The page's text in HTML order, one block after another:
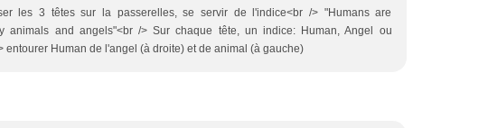
les 3 têtes sur la passerelles, se servir de l'indice<br /> "Humans are
animals and angels"<br /> Sur chaque tête, un indice: Human, Angel ou
entourer Human de l'angel (à droite) et de animal (à gauche)